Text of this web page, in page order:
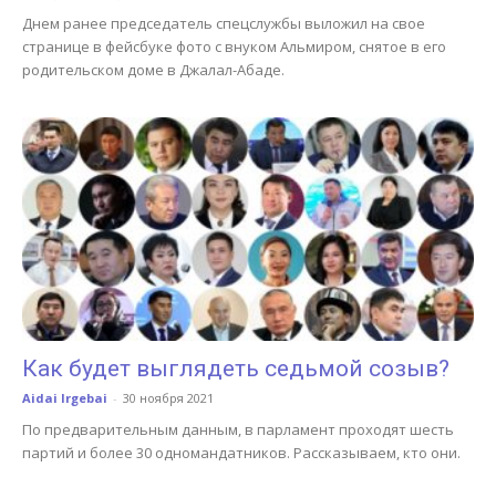
Днем ранее председатель спецслужбы выложил на свое
странице в фейсбуке фото с внуком Альмиром, снятое в его
родительском доме в Джалал-Абаде.
Как будет выглядеть седьмой созыв?
Aidai Irgebai - 30 ноября 2021
По предварительным данным, в парламент проходят шесть
партий и более 30 одномандатников. Рассказываем, кто они.